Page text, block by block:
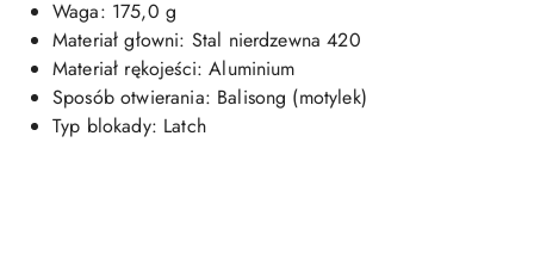
Waga: 175,0 g
Materiał głowni: Stal nierdzewna 420
Materiał rękojeści: Aluminium
Sposób otwierania: Balisong (motylek)
Typ blokady: Latch